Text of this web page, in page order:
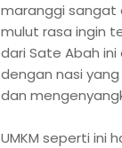
maranggi sangat
mulut rasa ingin
dari Sate Abah
dengan nasi
dan
UMKM seperti ini